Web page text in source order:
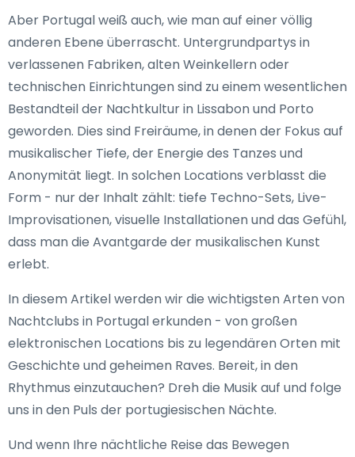
Aber Portugal weiß auch, wie man auf einer völlig
anderen Ebene überrascht. Untergrundpartys in
verlassenen Fabriken, alten Weinkellern oder
technischen Einrichtungen sind zu einem wesentlichen
Bestandteil der Nachtkultur in Lissabon und Porto
geworden. Dies sind Freiräume, in denen der Fokus auf
musikalischer Tiefe, der Energie des Tanzes und
Anonymität liegt. In solchen Locations verblasst die
Form - nur der Inhalt zählt: tiefe Techno-Sets, Live-
Improvisationen, visuelle Installationen und das Gefühl,
dass man die Avantgarde der musikalischen Kunst
erlebt.
In diesem Artikel werden wir die wichtigsten Arten von
Nachtclubs in Portugal erkunden - von großen
elektronischen Locations bis zu legendären Orten mit
Geschichte und geheimen Raves. Bereit, in den
Rhythmus einzutauchen? Dreh die Musik auf und folge
uns in den Puls der portugiesischen Nächte.
Und wenn Ihre nächtliche Reise das Bewegen